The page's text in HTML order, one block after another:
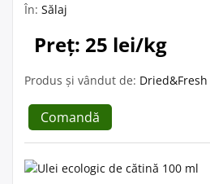
În: Sălaj
Preț: 25 lei/kg
Produs și vândut de: Dried&Fresh
Comandă